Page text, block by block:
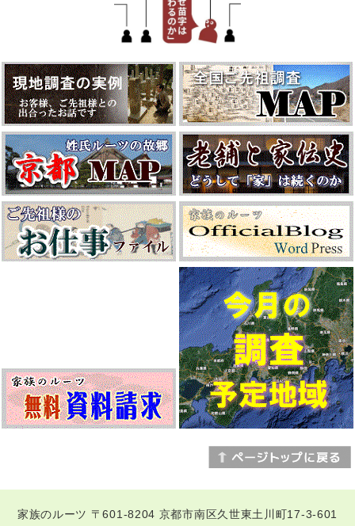
家族のルーツ 〒601-8204 京都市南区久世東土川町17-3-601